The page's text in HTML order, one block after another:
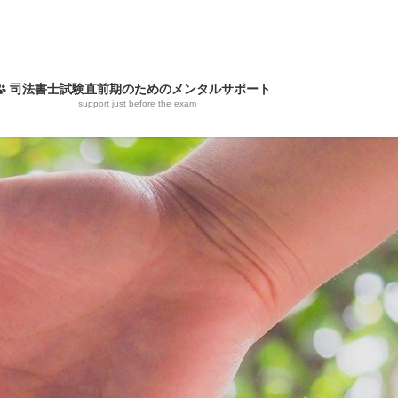
司法書士試験直前期のためのメンタルサポート
support just before the exam